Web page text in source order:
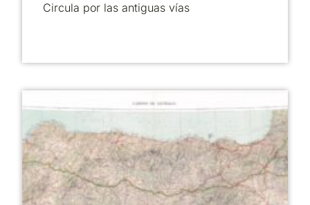
Circula por las antiguas vías